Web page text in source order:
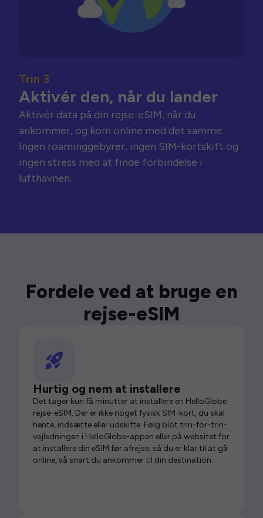
Trin 3
Aktivér den, når du lander
Aktivér data på din rejse-eSIM, når du
ankommer, og kom online med det samme.
Ingen roaminggebyrer, ingen SIM-kortskift og
ingen stress med at finde forbindelse i
lufthavnen.
Fordele ved at bruge en
rejse-eSIM
Hurtig og nem at installere
Det tager kun få minutter at installere en HelloGlobe
rejse-eSIM. Der er ikke noget fysisk SIM-kort, du skal
hente, indsætte eller udskifte. Følg blot trin-for-trin-
vejledningen i HelloGlobe-appen eller på websitet for
at installere din eSIM før afrejse, så du er klar til at gå
online, så snart du ankommer til din destination.